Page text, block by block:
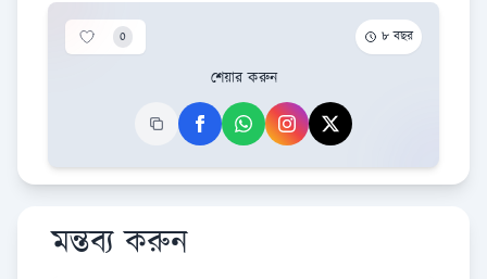
0 ৮ বছর
শেয়ার করুন
মন্তব্য করুন